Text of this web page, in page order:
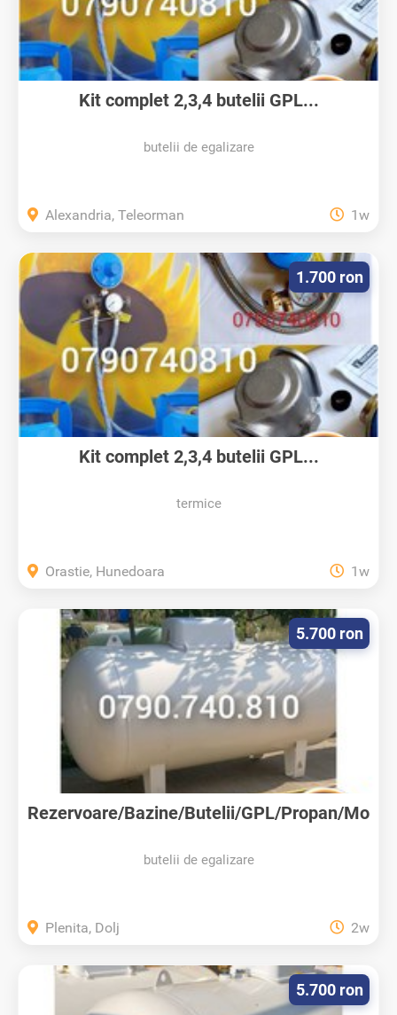
Kit complet 2,3,4 butelii GPL...
butelii de egalizare
Alexandria, Teleorman 1w
Kit complet 2,3,4 butelii GPL...
termice
1.700 ron
Orastie, Hunedoara 1w
Rezervoare/Bazine/Butelii/GPL/Propan/Mo
butelii de egalizare
5.700 ron
Plenita, Dolj 2w
5.700 ron